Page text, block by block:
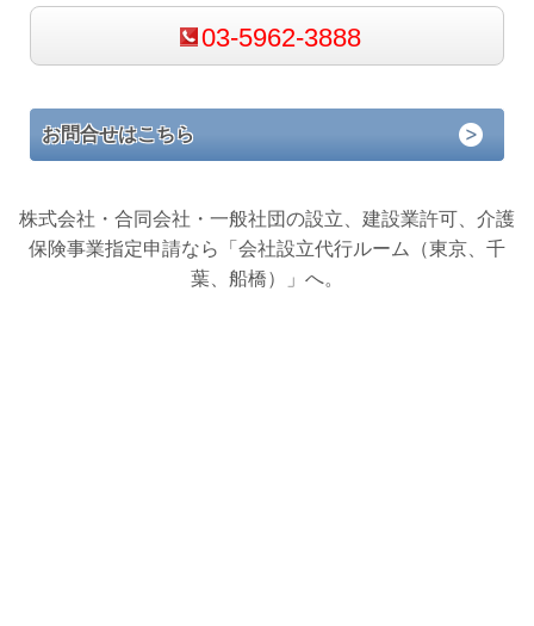
03-5962-3888
お問合せはこちら
株式会社・合同会社・一般社団の設立、建設業許可、介護
保険事業指定申請なら「会社設立代行ルーム（東京、千
葉、船橋）」へ。